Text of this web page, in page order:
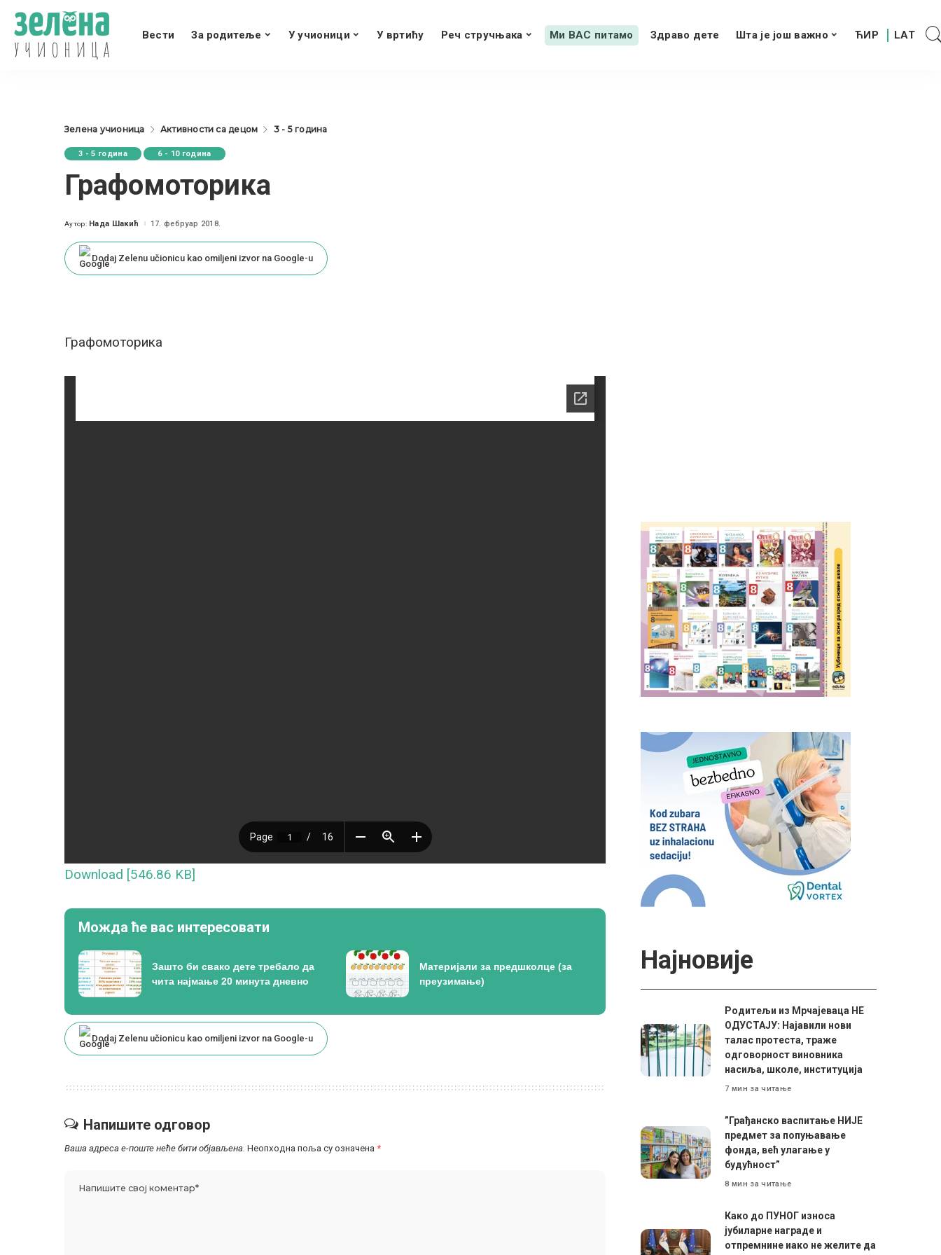
Вести За родитеље У учионици У вртићу Реч стручњака Ми ВАС питамо Здраво дете Шта је још важно
Зелена учионица Активности са децом 3 - 5 година
3 - 5 година 6 - 10 година
Графомоторика
Posted
Аутор: Нада Шакић 17. фебруар 2018.
Dodaj Zelenu učionicu kao omiljeni izvor na Google-u
Графомоторика
Download [546.86 KB]
Можда ће вас интересовати
Зашто би свако дете требало да
чита најмање 20 минута дневно
Материјали за предшколце (за
преузимање)
Dodaj Zelenu učionicu kao omiljeni izvor na Google-u
Напишите одговор
Ваша адреса е-поште неће бити објављена. Неопходна поља су означена *
Најновије
Родитељи из Мрчајеваца НЕ
ОДУСТАЈУ: Најавили нови
талас протеста, траже
одговорност виновника
насиља, школе, институција
7 мин за читање
”Грађанско васпитање НИЈЕ
предмет за попуњавање
фонда, већ улагање у
будућност”
8 мин за читање
Како до ПУНОГ износа
јубиларне награде и
отпремнине иако не желите да